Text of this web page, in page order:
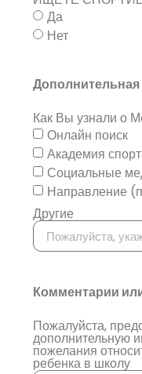
Да
Нет
Как Вы узнали о
Онлайн поиск
Академия
Социальные
Направление
Другие
Комментарии
Пожалуйста,
дополнительную
пожелания
ребенка в школу